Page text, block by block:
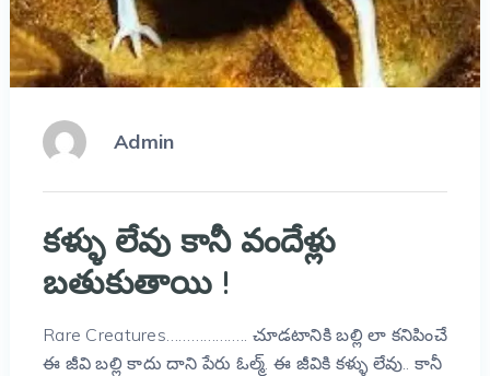
Admin
కళ్ళు లేవు కానీ వందేళ్లు
బతుకుతాయి !
Rare Creatures……………….. చూడటానికి బల్లి లా కనిపించే
ఈ జీవి బల్లి కాదు దాని పేరు ఓల్మ్. ఈ జీవికి కళ్ళు లేవు.. కానీ